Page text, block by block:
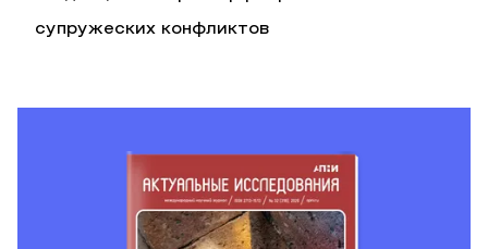
супружеских конфликтов